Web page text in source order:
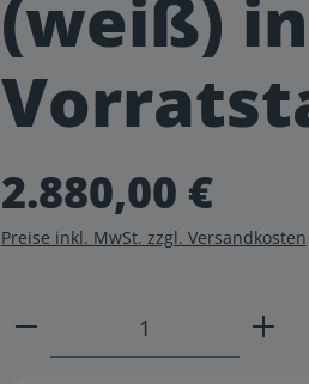
(weiß)
2.880,00 €
Preise inkl. MwSt. zzgl. Versandkosten
Produkt Anzahl: Gib